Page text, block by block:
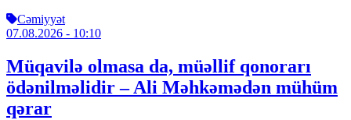
Cəmiyyət
07.08.2026 - 10:10
Müqavilə olmasa da, müəllif qonorarı
ödənilməlidir – Ali Məhkəmədən mühüm
qərar